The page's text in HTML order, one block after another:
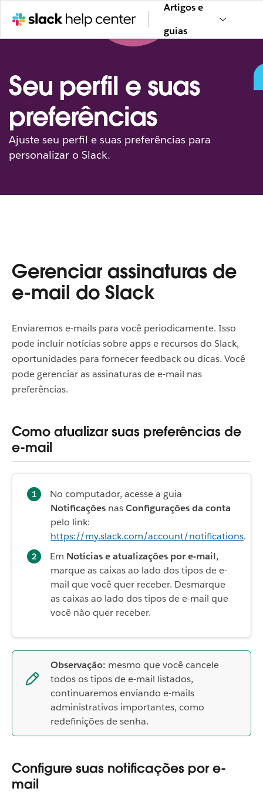
Artigos e
guias
Seu perfil e suas
preferências
Ajuste seu perfil e suas preferências para
personalizar o Slack.
Gerenciar assinaturas de
e-mail do Slack
Enviaremos e-mails para você periodicamente. Isso
pode incluir notícias sobre apps e recursos do Slack,
oportunidades para fornecer feedback ou dicas. Você
pode gerenciar as assinaturas de e-mail nas
preferências.
Como atualizar suas preferências de
e-mail
No computador, acesse a guia
Notificações nasConfigurações da conta
pelo link:
https://my.slack.com/account/notifications.
Em Notícias e atualizações por e-mail,
marque as caixas ao lado dos tipos de e-
mail que você quer receber. Desmarque
as caixas ao lado dos tipos de e-mail que
você não quer receber.
Observação: mesmo que você cancele
todos os tipos de e-mail listados,
continuaremos enviando e-mails
administrativos importantes, como
redefinições de senha.
Configure suas notificações por e-
mail